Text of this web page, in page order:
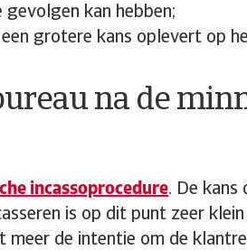
kan hebben;
grotere kans oplevert op
na de
incassoprocedure. De kans
is op dit punt zeer
meer de intentie om de